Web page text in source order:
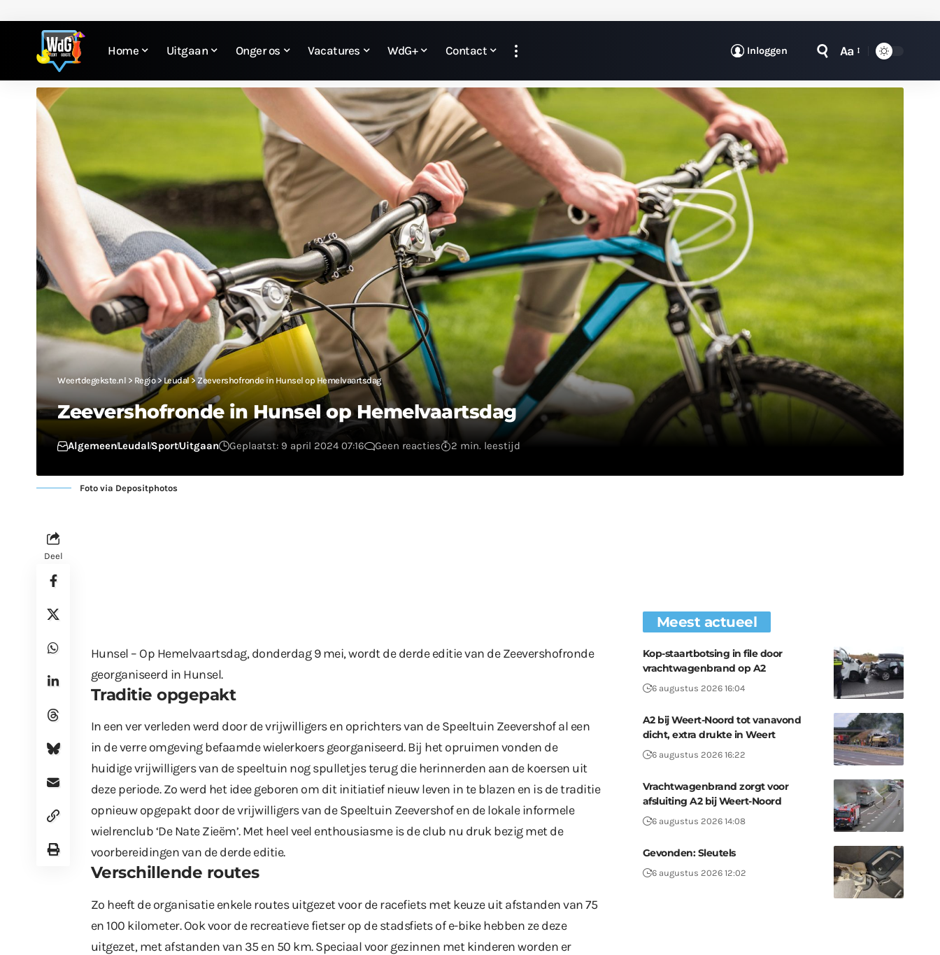
Home Uitgaan Onger os Vacatures WdG+ Contact Inloggen Aa
Weertdegekste.nl > Regio>Leudal>Zeevershofronde in Hunsel op Hemelvaartsdag
Zeevershofronde in Hunsel op Hemelvaartsdag
AlgemeenLeudalSportUitgaan Geplaatst: 9 april 2024 07:16 Geen reacties 2 min. leestijd
Foto via Depositphotos
Deel
Hunsel – Op Hemelvaartsdag, donderdag 9 mei, wordt de derde editie van de Zeevershofronde
georganiseerd in Hunsel.
Traditie opgepakt
In een ver verleden werd door de vrijwilligers en oprichters van de Speeltuin Zeevershof al een
in de verre omgeving befaamde wielerkoers georganiseerd. Bij het opruimen vonden de
huidige vrijwilligers van de speeltuin nog spulletjes terug die herinnerden aan de koersen uit
deze periode. Zo werd het idee geboren om dit initiatief nieuw leven in te blazen en is de traditie
opnieuw opgepakt door de vrijwilligers van de Speeltuin Zeevershof en de lokale informele
wielrenclub ‘De Nate Zieëm’. Met heel veel enthousiasme is de club nu druk bezig met de
voorbereidingen van de derde editie.
Verschillende routes
Zo heeft de organisatie enkele routes uitgezet voor de racefiets met keuze uit afstanden van 75
en 100 kilometer. Ook voor de recreatieve fietser op de stadsfiets of e-bike hebben ze deze
uitgezet, met afstanden van 35 en 50 km. Speciaal voor gezinnen met kinderen worden er
Meest actueel
Kop-staartbotsing in file door
vrachtwagenbrand op A2
6 augustus 2026 16:04
A2 bij Weert-Noord tot vanavond
dicht, extra drukte in Weert
6 augustus 2026 16:22
Vrachtwagenbrand zorgt voor
afsluiting A2 bij Weert-Noord
6 augustus 2026 14:08
Gevonden: Sleutels
6 augustus 2026 12:02